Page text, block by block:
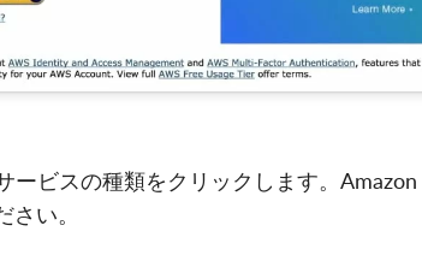
ービスの種類をクリックします。
い。